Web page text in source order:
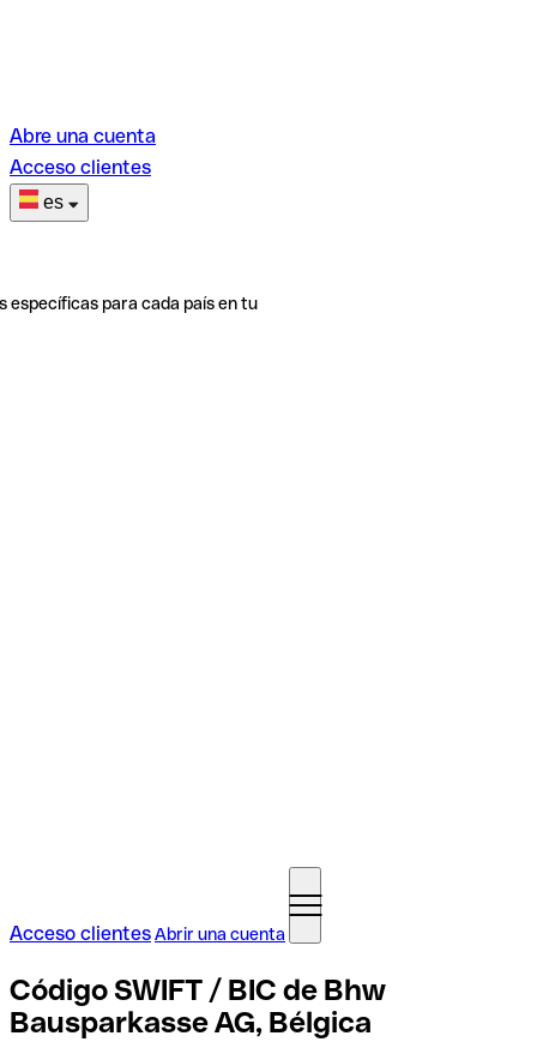
Abre una cuenta
Acceso clientes
es
específicas para cada país en tu
Acceso clientesAbrir una cuenta
Código SWIFT / BIC de Bhw
Bausparkasse AG, Bélgica